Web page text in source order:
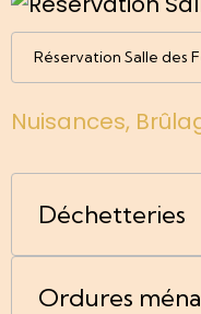
Réservation Salle des
Nuisances,
Déchetteries
Ordures